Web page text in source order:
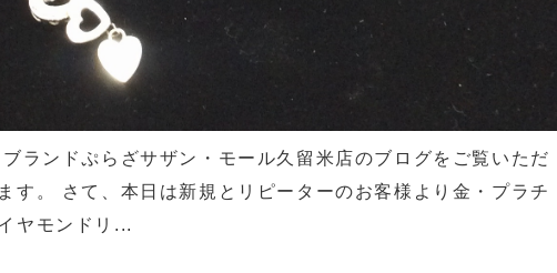
ランドぷらざサザン・モール久留米店のブログをご覧いただ
す。 さて、本日は新規とリピーターのお客様より金・プラチ
ヤモンドリ...